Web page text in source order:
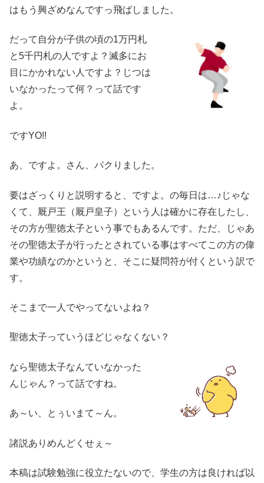
はもう興ざめなんですっ飛ばしました。
だって自分が子供の頃の1万円札
と5千円札の人ですよ？滅多にお
目にかかれない人ですよ？じつは
いなかったって何？って話です
よ。
ですYO!!
あ、ですよ。さん、パクりました。
要はざっくりと説明すると、ですよ。の毎日は…♪じゃな
くて、厩戸王（厩戸皇子）という人は確かに存在したし、
その方が聖徳太子という事でもあるんです。ただ、じゃあ
その聖徳太子が行ったとされている事はすべてこの方の偉
業や功績なのかというと、そこに疑問符が付くという訳で
す。
そこまで一人でやってないよね？
聖徳太子っていうほどじゃなくない？
なら聖徳太子なんていなかった
んじゃん？って話ですね。
あ～い、とぅいまて～ん。
諸説ありめんどくせぇ～
本稿は試験勉強に役立たないので、学生の方は良ければ以